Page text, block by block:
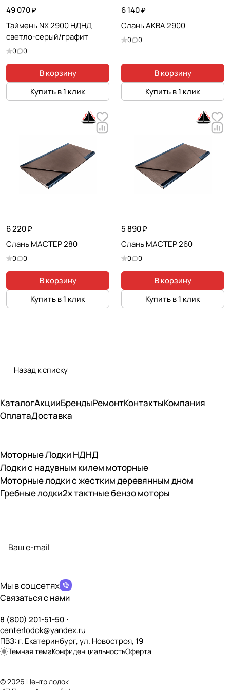
49 070 ₽
Таймень NX 2900 НДНД
светло-серый/графит
0 0
В корзину
Купить в 1 клик
6 140 ₽
Слань АКВА 2900
0 0
В корзину
Купить в 1 клик
6 220 ₽
Слань МАСТЕР 280
0 0
В корзину
Купить в 1 клик
5 890 ₽
Слань МАСТЕР 260
0 0
В корзину
Купить в 1 клик
Назад к списку
КаталогАкцииБрендыРемонтКонтактыКомпания
ОплатаДоставка
Моторные Лодки НДНД
Лодки с надувным килем моторные
Моторные лодки с жестким деревянным дном
Гребные лодки2х тактные бензо моторы
Мы в соцсетях
Связаться с нами
8 (800) 201-51-50
centerlodok@yandex.ru
ПВЗ: г. Екатеринбург, ул. Новостроя, 19
Темная темаКонфиденциальностьОферта
© 2026 Центр лодок